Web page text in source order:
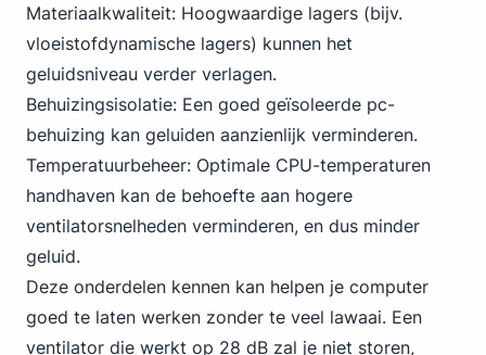
Materiaalkwaliteit: Hoogwaardige lagers (bijv.
vloeistofdynamische lagers) kunnen het
geluidsniveau verder verlagen.
Behuizingsisolatie: Een goed geïsoleerde pc-
behuizing kan geluiden aanzienlijk verminderen.
Temperatuurbeheer: Optimale CPU-temperaturen
handhaven kan de behoefte aan hogere
ventilatorsnelheden verminderen, en dus minder
geluid.
Deze onderdelen kennen kan helpen je computer
goed te laten werken zonder te veel lawaai. Een
ventilator die werkt op 28 dB zal je niet storen,